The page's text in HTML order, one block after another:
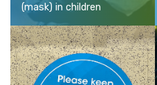
(mask) in children